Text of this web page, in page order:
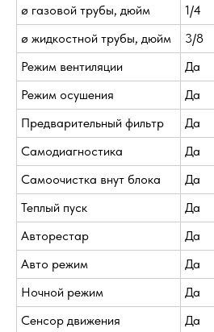
ø газовой трубы, дюйм
1/4
ø жидкостной трубы, дюйм
3/8
Режим вентиляции
Да
Режим осушения
Да
Предварительный фильтр
Да
Самодиагностика
Да
Самоочистка внут блока
Да
Теплый пуск
Да
Авторестар
Да
Авто режим
Да
Ночной режим
Да
Сенсор движения
Да